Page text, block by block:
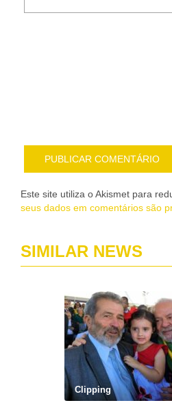
Este site utiliza o Akismet para
seus dados em comentários são
SIMILAR NEWS
Clipping